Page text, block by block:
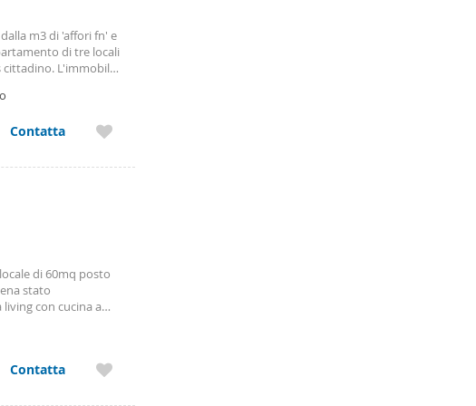
m3 di 'affori fn' e
di tre locali
L'immobile
risulta
verrà consegnato
Contatta
di 60mq posto
stato
con cucina a
bagno con box
La soluzione
Contatta